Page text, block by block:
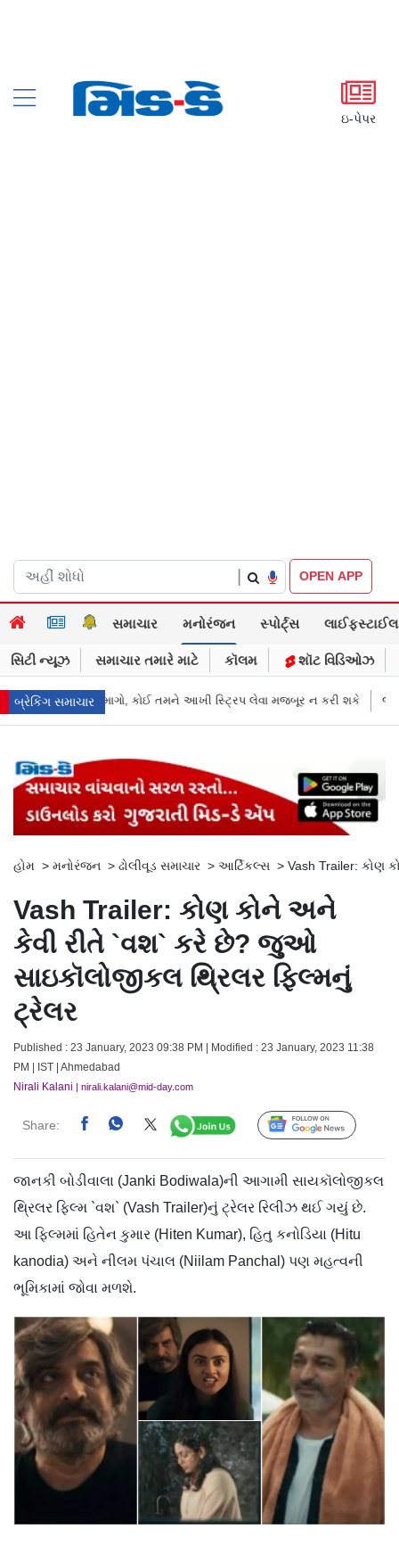
ઇ-પેપર
OPEN APP
સમાચાર મનોરંજન સ્પોર્ટ્સ લાઈફસ્ટાઈલ
સિટી ન્યૂઝ સમાચાર તમારે માટે કૉલમ શૉટ વિડિઓઝ
બ્રેકિંગ સમાચાર
સ્ટ્રિપ લેવા મજબૂર ન કરી શકે જાહેરખબરોથી લોકોને મિસગાઇડ કરનારી
હોમ > મનોરંજન > ઢોલીવૂડ સમાચાર > આર્ટિકલ્સ > Vash Trailer: કોણ
Vash Trailer: કોણ કોને અને
કેવી રીતે `વશ` કરે છે? જુઓ
સાઇકૉલોજીકલ થ્રિલર ફિલ્મનું
ટ્રેલર
Published : 23 January, 2023 09:38 PM | Modified : 23 January, 2023 11:38
PM | IST | Ahmedabad
Nirali Kalani | nirali.kalani@mid-day.com
Share: Follow Us
જાનકી બોડીવાલા (Janki Bodiwala)ની આગામી સાયકૉલોજીકલ
થ્રિલર ફિલ્મ `વશ` (Vash Trailer)નું ટ્રેલર રિલીઝ થઈ ગયું છે.
આ ફિલ્મમાં હિતેન કુમાર (Hiten Kumar), હિતુ કનોડિયા (Hitu
kanodia) અને નીલમ પંચાલ (Niilam Panchal) પણ મહત્વની
ભૂમિકામાં જોવા મળશે.